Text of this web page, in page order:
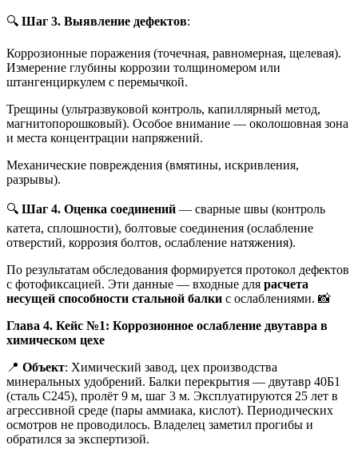
🔍 Шаг 3. Выявление дефектов:
Коррозионные поражения (точечная, равномерная, щелевая).
Измерение глубины коррозии толщиномером или
штангенциркулем с перемычкой.
Трещины (ультразвуковой контроль, капиллярный метод,
магнитопорошковый). Особое внимание — околошовная зона
и места концентрации напряжений.
Механические повреждения (вмятины, искривления,
разрывы).
🔍 Шаг 4. Оценка соединений — сварные швы (контроль
катета, сплошности), болтовые соединения (ослабление
отверстий, коррозия болтов, ослабление натяжения).
По результатам обследования формируется протокол дефектов
с фотофиксацией. Эти данные — входные для расчета
несущей способности стальной балки с ослаблениями. 📸
Глава 4. Кейс №1: Коррозионное ослабление двутавра в
химическом цехе
📍 Объект: Химический завод, цех производства
минеральных удобрений. Балки перекрытия — двутавр 40Б1
(сталь С245), пролёт 9 м, шаг 3 м. Эксплуатируются 25 лет в
агрессивной среде (пары аммиака, кислот). Периодических
осмотров не проводилось. Владелец заметил прогибы и
обратился за экспертизой.